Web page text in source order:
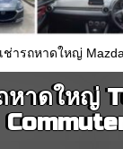
เช่ารถหาดใหญ่
หาดใหญ่